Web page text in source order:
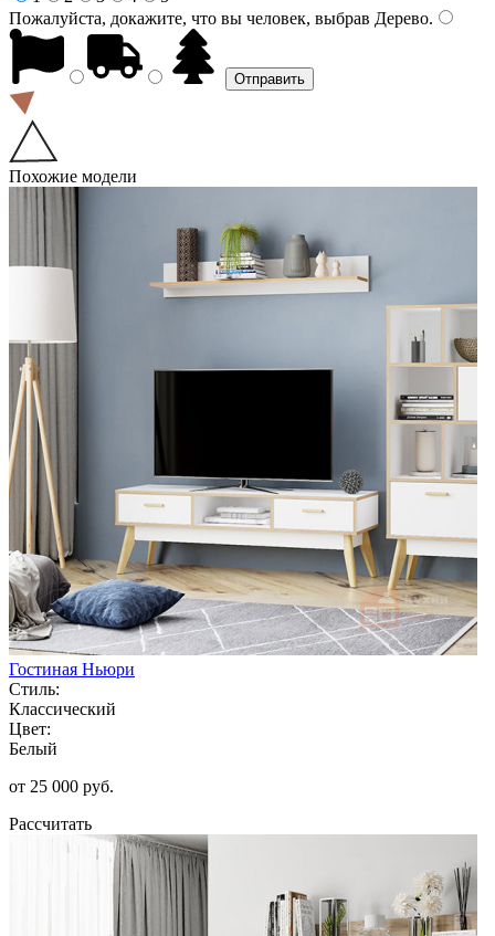
Пожалуйста, докажите, что вы человек, выбрав Дерево.
Похожие модели
Гостиная Ньюри
Стиль:
Классический
Цвет:
Белый
от 25 000 руб.
Рассчитать